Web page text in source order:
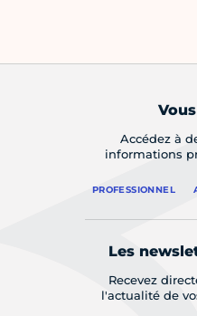
Accédez à
informations
PROFESSIONNEL
Les
Recevez
l'actualité de